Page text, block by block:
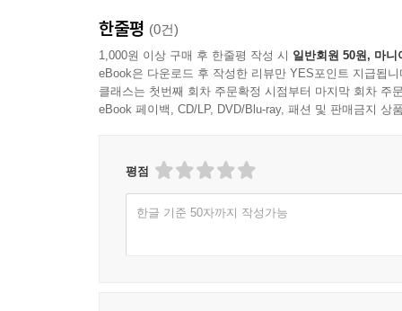
한줄평 (0건)
1,000원 이상 구매 후 한줄평 작성 시 일반회원 50원, 마니
eBook은 다운로드 후 작성한 리뷰만 YES포인트 지급됩니
클래스는 첫번째 회차 주문확정 시점부터 마지막 회차 주
eBook 페이백, CD/LP, DVD/Blu-ray, 패션 및 판매금지 상
평점
한글 기준 50자까지 작성가능